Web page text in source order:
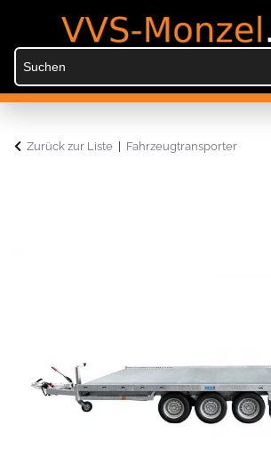
Zurück zur Liste Fahrzeugtransporter